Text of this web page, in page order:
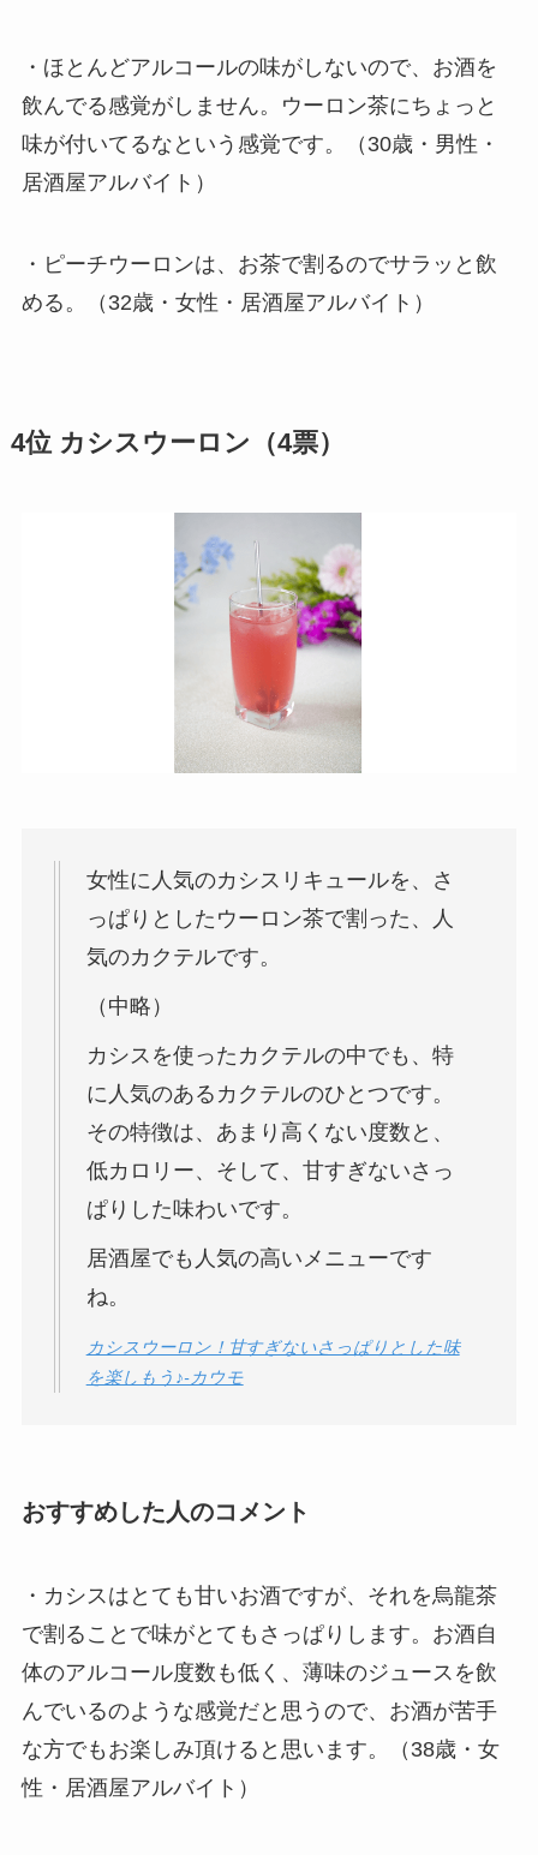
・ほとんどアルコールの味がしないので、お酒を
飲んでる感覚がしません。ウーロン茶にちょっと
味が付いてるなという感覚です。（30歳・男性・
居酒屋アルバイト）
・ピーチウーロンは、お茶で割るのでサラッと飲
める。（32歳・女性・居酒屋アルバイト）
4位 カシスウーロン（4票）
女性に人気のカシスリキュールを、さ
っぱりとしたウーロン茶で割った、人
気のカクテルです。
（中略）
カシスを使ったカクテルの中でも、特
に人気のあるカクテルのひとつです。
その特徴は、あまり高くない度数と、
低カロリー、そして、甘すぎないさっ
ぱりした味わいです。
居酒屋でも人気の高いメニューです
ね。
カシスウーロン！甘すぎないさっぱりとした味
を楽しもう♪-カウモ
おすすめした人のコメント
・カシスはとても甘いお酒ですが、それを烏龍茶
で割ることで味がとてもさっぱりします。お酒自
体のアルコール度数も低く、薄味のジュースを飲
んでいるのような感覚だと思うので、お酒が苦手
な方でもお楽しみ頂けると思います。（38歳・女
性・居酒屋アルバイト）